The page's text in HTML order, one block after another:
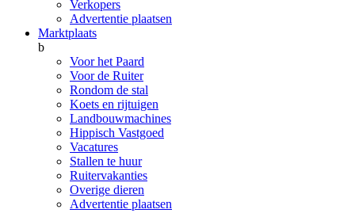
Verkopers
Advertentie plaatsen
Marktplaats
b
Voor het Paard
Voor de Ruiter
Rondom de stal
Koets en rijtuigen
Landbouwmachines
Hippisch Vastgoed
Vacatures
Stallen te huur
Ruitervakanties
Overige dieren
Advertentie plaatsen